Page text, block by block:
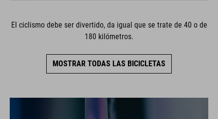
El ciclismo debe ser divertido, da igual que se trate de 40 o de
180 kilómetros.
MOSTRAR TODAS LAS BICICLETAS